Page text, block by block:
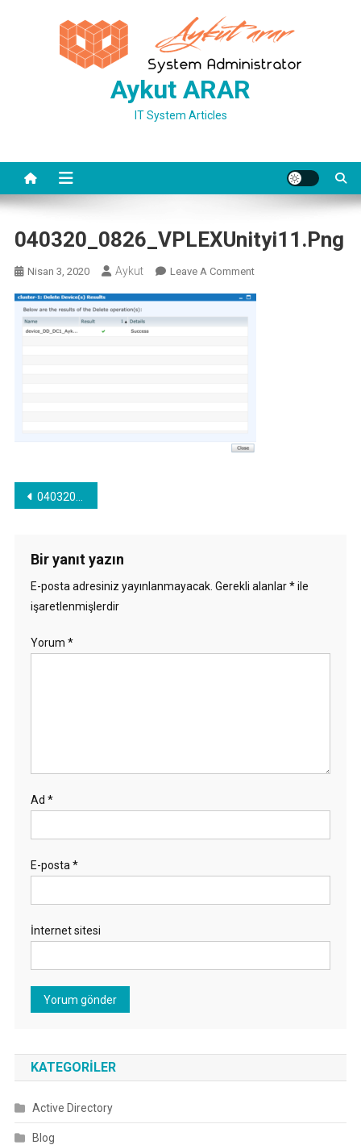
Aykut ARAR
IT System Articles
040320_0826_VPLEXUnityi11.png
Nisan 3, 2020 Aykut Leave A CommentOn
Yazı
040320_0826_VPLEXUnityi11.png
Bir yanıt yazın
E-posta adresiniz yayınlanmayacak. Gerekli alanlar*ile
işaretlenmişlerdir
Yorum *
Ad *
E-posta *
İnternet sitesi
KATEGORILER
Active Directory
Blog